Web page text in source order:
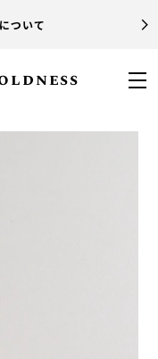
ついて